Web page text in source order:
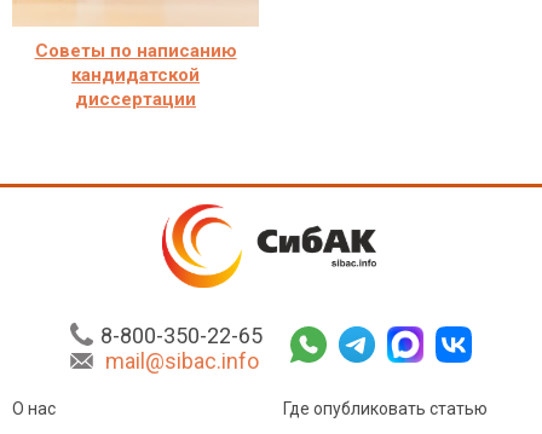
Советы по написанию
кандидатской
диссертации
8-800-350-22-65
mail@sibac.info
О нас
Где опубликовать статью